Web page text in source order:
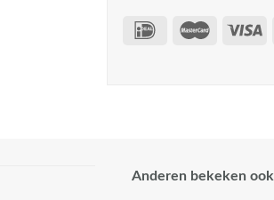
Anderen bekeken ook